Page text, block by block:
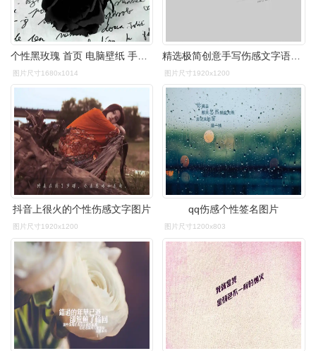
图片尺寸1680x1014 图片尺寸1920x1200
抖音上很火的个性伤感文字图片
图片尺寸1920x1200
qq伤感个性签名图片
图片尺寸1200x803